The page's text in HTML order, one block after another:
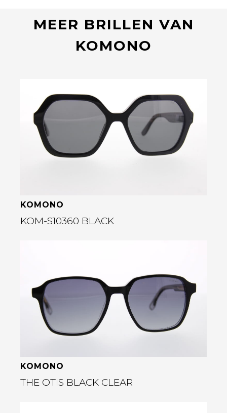
MEER BRILLEN VAN
KOMONO
Bekijk deze bril
KOMONO
KOM-S10360 BLACK
KOMONO
THE OTIS BLACK CLEAR